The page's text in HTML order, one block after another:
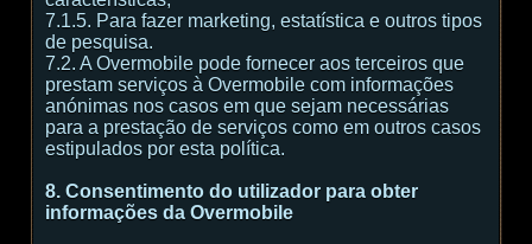
7.1.5. Para fazer marketing, estatística e outros tipos
de pesquisa.
7.2. A Overmobile pode fornecer aos terceiros que
prestam serviços à Overmobile com informações
anónimas nos casos em que sejam necessárias
para a prestação de serviços como em outros casos
estipulados por esta política.
8. Consentimento do utilizador para obter
informações da Overmobile